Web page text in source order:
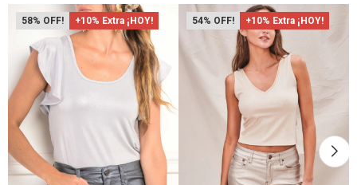
58 +10% Extra ¡HOY! 54 +10% Extra ¡HOY!